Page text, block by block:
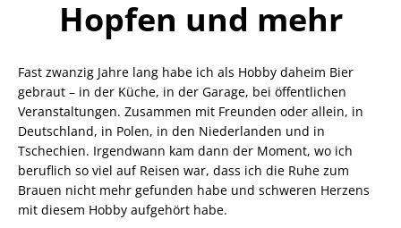
Hopfen und mehr
Fast zwanzig Jahre lang habe ich als Hobby daheim Bier
gebraut – in der Küche, in der Garage, bei öffentlichen
Veranstaltungen. Zusammen mit Freunden oder allein, in
Deutschland, in Polen, in den Niederlanden und in
Tschechien. Irgendwann kam dann der Moment, wo ich
beruflich so viel auf Reisen war, dass ich die Ruhe zum
Brauen nicht mehr gefunden habe und schweren Herzens
mit diesem Hobby aufgehört habe.